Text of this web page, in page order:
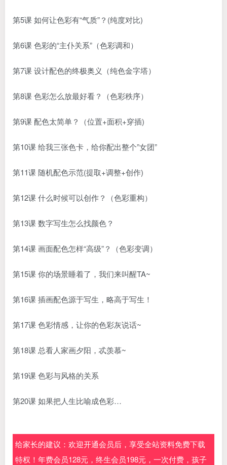
第5课 如何让色彩有“气质”？(纯度对比)
第6课 色彩的“主仆关系”（色彩调和）
第7课 设计配色的终极奥义（纯色金字塔）
第8课 色彩怎么放最好看？（色彩秩序）
第9课 配色太简单？（位置+面积+穿插)
第10课 给我三张色卡，给你配出整个”女团”
第11课 随机配色示范(提取+调整+创作)
第12课 什么时候可以创作？（色彩重构）
第13课 数字写生怎么找颜色？
第14课 画面配色怎样“高级”？（色彩变调）
第15课 你的场景睡着了，我们来叫醒TA~
第16课 插画配色源于写生，略高于写生！
第17课 色彩情感，让你的色彩灰说话~
第18课 总看人家画夕阳，忒羡慕~
第19课 色彩与风格的关系
第20课 如果把人生比喻成色彩…
给家长的建议：欢迎开通会员后，享受全站资料免费下载
特权！年费会员128元，终生会员198元，一次付费，孩子